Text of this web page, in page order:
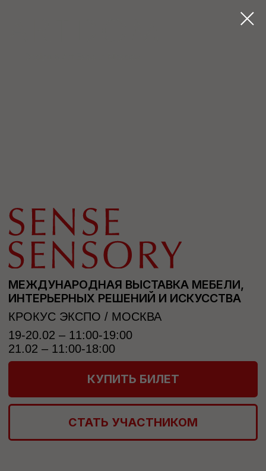
19-20.02 – 11:00-19:00
21.02 – 11:00-18:00
КРОКУС ЭКСПО / МОСКВА
ИНТЕРЬЕРНЫХ РЕШЕНИЙ И ИСКУССТВА
СТАТЬ УЧАСТНИКОМ
КУПИТЬ БИЛЕТ